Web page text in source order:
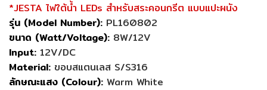
*JESTA ไฟใต้น้ำ LEDs สำหรับสระคอนกรีต แบบแปะผนัง
รุ่น (Model Number): PL160802
ขนาด (Watt/Voltage): 8W/12V
Input: 12V/DC
Material: ขอบสแตนเลส S/S316
ลักษณะแสง (Colour): Warm White